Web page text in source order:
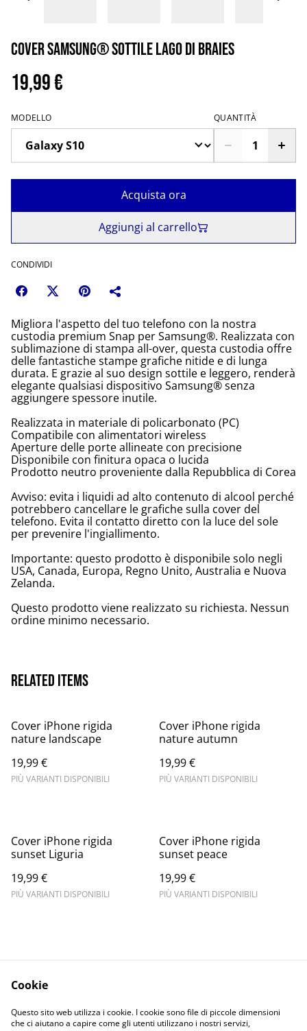
Cover Samsung® sottile Lago di Braies
19,99 €
MODELLO QUANTITÀ
Acquista ora
Aggiungi al carrello
CONDIVIDI
Migliora l'aspetto del tuo telefono con la nostra
custodia premium Snap per Samsung®. Realizzata con
sublimazione di stampa all-over, questa custodia offre
delle fantastiche stampe grafiche nitide e di lunga
durata. E grazie al suo design sottile e leggero, renderà
elegante qualsiasi dispositivo Samsung® senza
aggiungere spessore inutile.
Realizzata in materiale di policarbonato (PC)
Compatibile con alimentatori wireless
Aperture delle porte allineate con precisione
Disponibile con finitura opaca o lucida
Prodotto neutro proveniente dalla Repubblica di Corea
Avviso: evita i liquidi ad alto contenuto di alcool perché
potrebbero cancellare le grafiche sulla cover del
telefono. Evita il contatto diretto con la luce del sole
per prevenire l'ingiallimento.
Importante: questo prodotto è disponibile solo negli
USA, Canada, Europa, Regno Unito, Australia e Nuova
Zelanda.
Questo prodotto viene realizzato su richiesta. Nessun
ordine minimo necessario.
Related items
Cover iPhone rigida
nature landscape
19,99 €
PIÙ VARIANTI DISPONIBILI
Cover iPhone rigida
nature autumn
19,99 €
PIÙ VARIANTI DISPONIBILI
Cover iPhone rigida
sunset Liguria
19,99 €
PIÙ VARIANTI DISPONIBILI
Cover iPhone rigida
sunset peace
19,99 €
PIÙ VARIANTI DISPONIBILI
Informativa sulla
privacy
Terms and
conditions
Cookie
Questo sito web utilizza i cookie. I cookie sono file di piccole dimensioni
che ci aiutano a capire come gli utenti utilizzano i nostri servizi,